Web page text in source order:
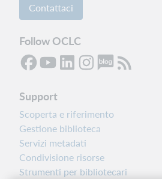
Contattaci
Follow OCLC
Support
Scoperta e riferimento
Gestione biblioteca
Servizi metadati
Condivisione risorse
Strumenti per bibliotecari